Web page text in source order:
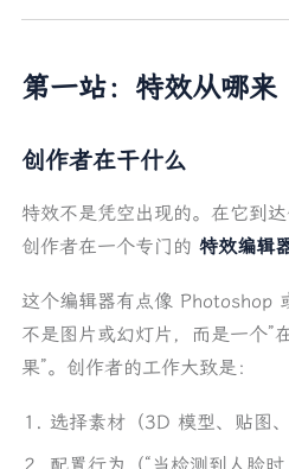
第一站：特效从哪来
创作者在干什么
特效不是凭空出现的。在它到
创作者在一个专门的 特效编辑
这个编辑器有点像
不是图片或幻灯片，而是一个”
果”。创作者的工作大致是：
选择素材（3D 模型、贴图、